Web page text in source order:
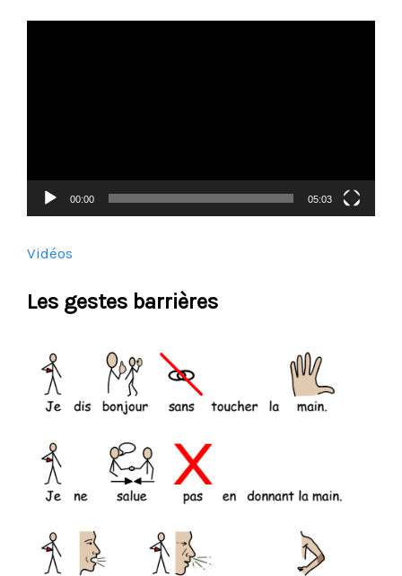
00:00 05:03
Vidéos
Les gestes barrières